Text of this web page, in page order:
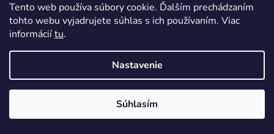
Tento web používa súbory cookie. Ďalším prechádzaním
tohto webu vyjadrujete súhlas s ich používaním. Viac
informáciítu.
Nastavenie
Súhlasím
rozšíriť distribúciu na medzinárodných trhoch
Žiadne produkty značkyVergnanosa nenašli...
Vytvoril Shoptet
DobrePitie.sk. Všetky práva vyhradené.
Upraviť nastavenie cookies